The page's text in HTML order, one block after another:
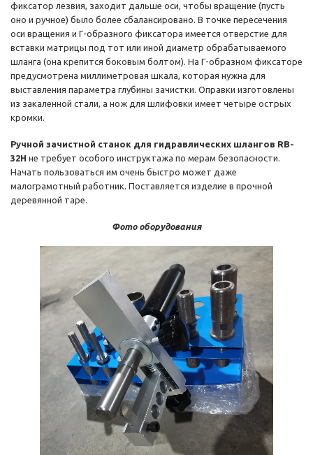
фиксатор лезвия, заходит дальше оси, чтобы вращение (пусть
оно и ручное) было более сбалансировано. В точке пересечения
оси вращения и Г-образного фиксатора имеется отверстие для
вставки матрицы под тот или иной диаметр обрабатываемого
шланга (она крепится боковым болтом). На Г-образном фиксаторе
предусмотрена миллиметровая шкала, которая нужна для
выставления параметра глубины зачистки. Оправки изготовлены
из закаленной стали, а нож для шлифовки имеет четыре острых
кромки.
Ручной зачистной станок для гидравлических шлангов RB-
32H не требует особого инструктажа по мерам безопасности.
Начать пользоваться им очень быстро может даже
малограмотный работник. Поставляется изделие в прочной
деревянной таре.
Фото оборудования